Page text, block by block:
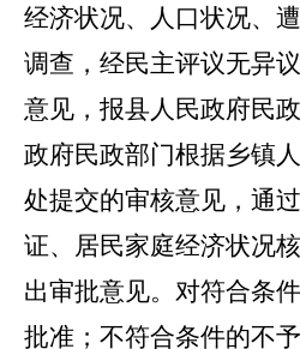
经济状况、人口状况、
调查，经民主评议无异
意见，报县人民政府民
政府民政部门根据乡镇
处提交的审核意见，通
证、居民家庭经济状况
出审批意见。对符合条
批准；不符合条件的不